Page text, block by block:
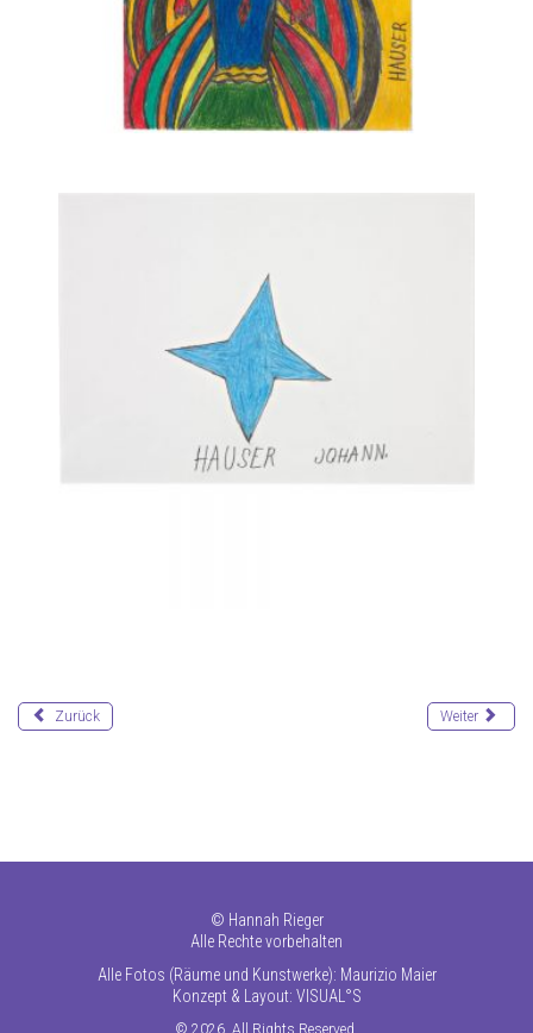
Zurück Weiter
© Hannah Rieger
Alle Rechte vorbehalten
Alle Fotos (Räume und Kunstwerke): Maurizio Maier
Konzept & Layout: VISUAL°S
© 2026. All Rights Reserved.